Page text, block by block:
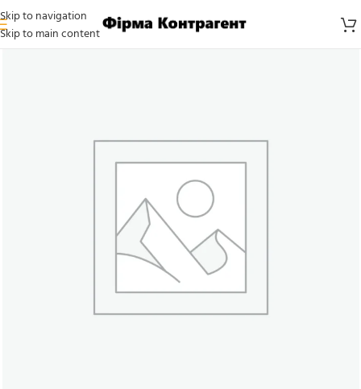
Skip to navigation
Skip to main content